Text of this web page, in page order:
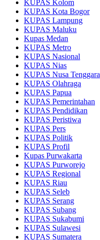
KUPAS Kolom
KUPAS Kota Bogor
KUPAS Lampung
KUPAS Maluku
Kupas Medan
KUPAS Metro
KUPAS Nasional
KUPAS Nias
KUPAS Nusa Tenggara
KUPAS Olahraga
KUPAS Papua
KUPAS Pemerintahan
KUPAS Pendidikan
KUPAS Peristiwa
KUPAS Pers
KUPAS Politik
KUPAS Profil
Kupas Purwakarta
KUPAS Purworejo
KUPAS Regional
KUPAS Riau
KUPAS Seleb
KUPAS Serang
KUPAS Subang
KUPAS Sukabumi
KUPAS Sulawesi
KUPAS Sumatera